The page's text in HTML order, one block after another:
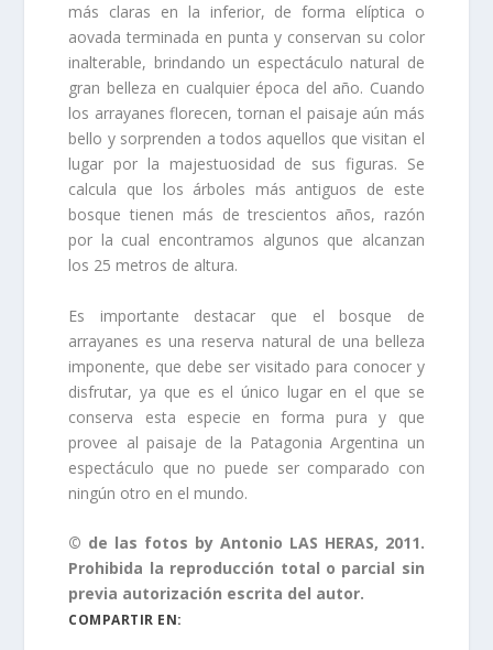
más claras en la inferior, de forma elíptica o
aovada terminada en punta y conservan su color
inalterable, brindando un espectáculo natural de
gran belleza en cualquier época del año. Cuando
los arrayanes florecen, tornan el paisaje aún más
bello y sorprenden a todos aquellos que visitan el
lugar por la majestuosidad de sus figuras. Se
calcula que los árboles más antiguos de este
bosque tienen más de trescientos años, razón
por la cual encontramos algunos que alcanzan
los 25 metros de altura.
Es importante destacar que el bosque de
arrayanes es una reserva natural de una belleza
imponente, que debe ser visitado para conocer y
disfrutar, ya que es el único lugar en el que se
conserva esta especie en forma pura y que
provee al paisaje de la Patagonia Argentina un
espectáculo que no puede ser comparado con
ningún otro en el mundo.
© de las fotos by Antonio LAS HERAS, 2011.
Prohibida la reproducción total o parcial sin
previa autorización escrita del autor.
COMPARTIR EN: